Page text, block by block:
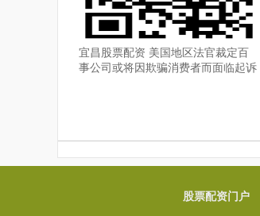
宜昌股票配资 美国地区法官裁定百
事公司或将因欺骗消费者而面临起诉
股票配资门户